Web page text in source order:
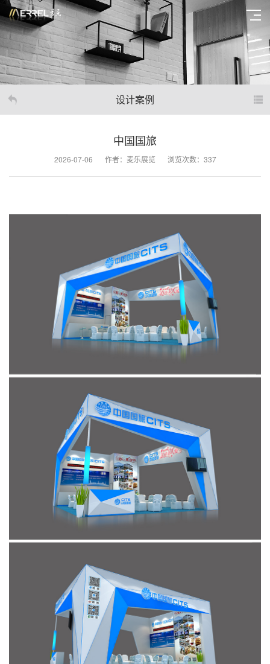
设计案例
中国国旅
2026-07-06 作者：麦乐展览 浏览次数：337